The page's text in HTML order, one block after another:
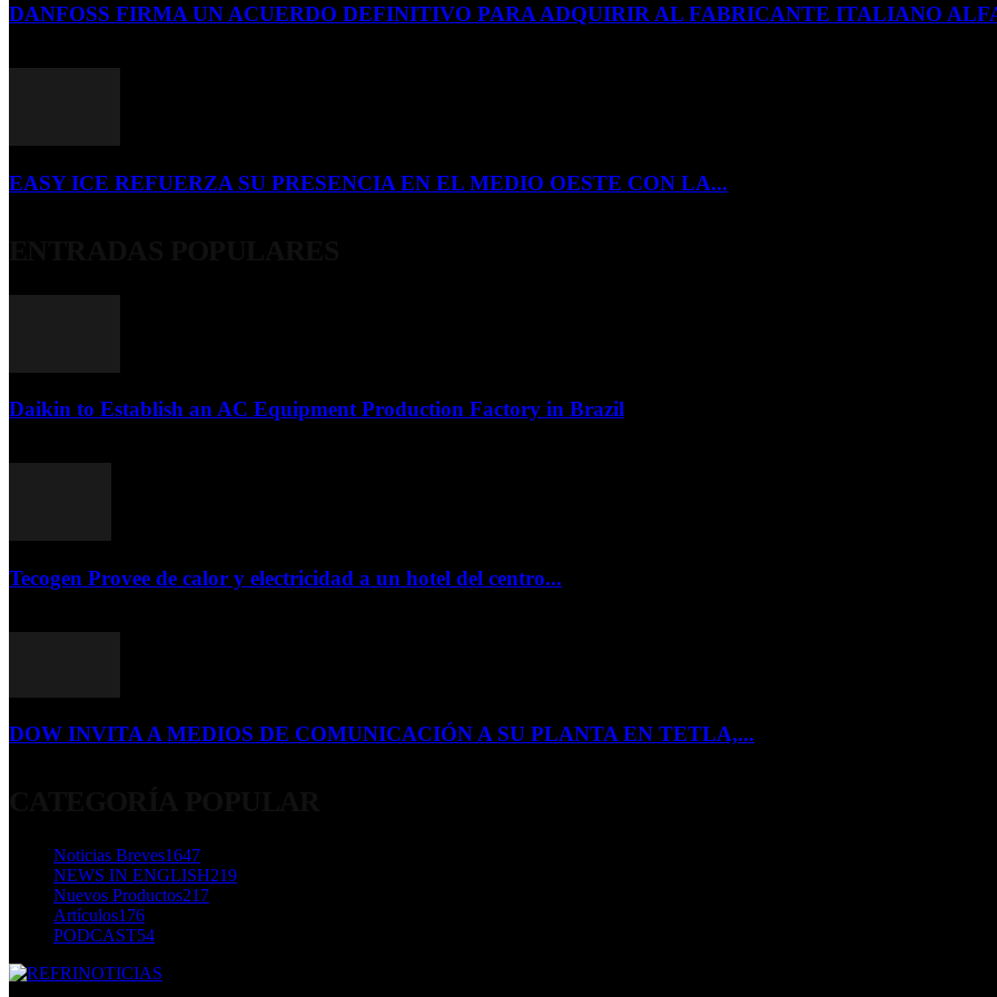
DANFOSS FIRMA UN ACUERDO DEFINITIVO PARA ADQUIRIR AL FABRICANTE ITALIANO
EASY ICE REFUERZA SU PRESENCIA EN EL MEDIO OESTE CON LA...
Daikin to Establish an AC Equipment Production Factory in Brazil
Tecogen Provee de calor y electricidad a un hotel del centro...
DOW INVITA A MEDIOS DE COMUNICACIÓN A SU PLANTA EN TETLA,...
Noticias Breves1647
NEWS IN ENGLISH219
Nuevos Productos217
Artículos176
PODCAST54